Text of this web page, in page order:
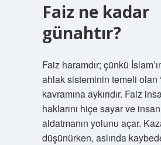
Faiz ne kadar
günahtır?
Faiz haramdır; çünkü
ahlak sisteminin temeli olan
kavramına aykırıdır. Faiz
haklarını hiçe sayar ve
aldatmanın yolunu açar.
düşünürken, aslında